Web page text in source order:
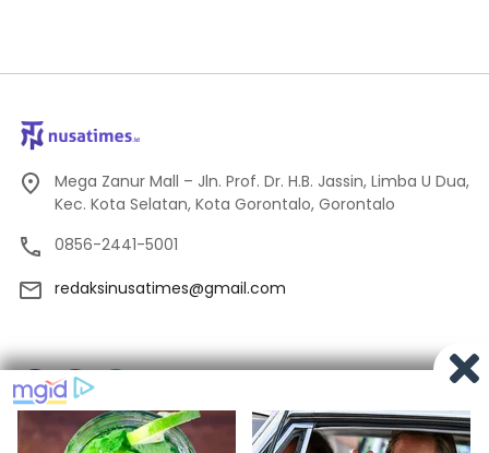
Mega Zanur Mall – Jln. Prof. Dr. H.B. Jassin, Limba U Dua,
Kec. Kota Selatan, Kota Gorontalo, Gorontalo
0856-2441-5001
redaksinusatimes@gmail.com